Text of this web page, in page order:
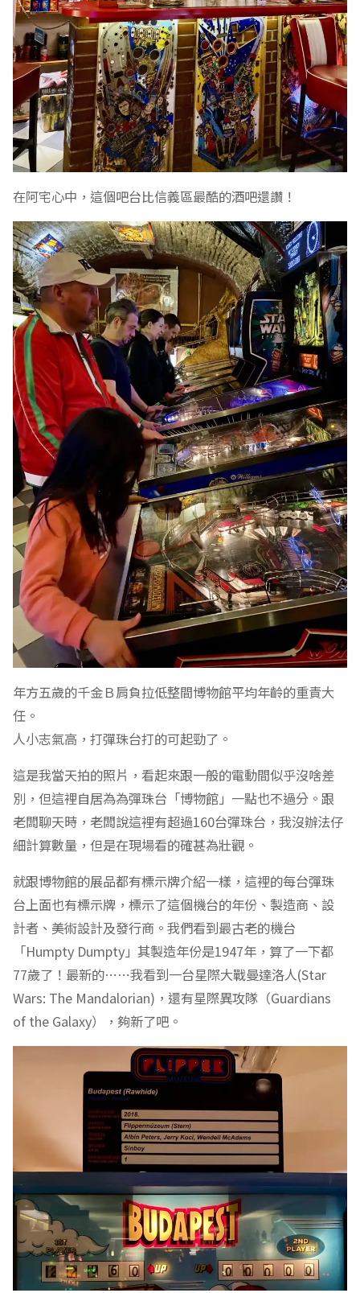
在阿宅心中，這個吧台比信義區最酷的酒吧還讚！
年方五歲的千金Ｂ肩負拉低整間博物館平均年齡的重責大
任。
人小志氣高，打彈珠台打的可起勁了。
這是我當天拍的照片，看起來跟一般的電動間似乎沒啥差
別，但這裡自居為為彈珠台「博物館」一點也不過分。跟
老闆聊天時，老闆說這裡有超過160台彈珠台，我沒辦法仔
細計算數量，但是在現場看的確甚為壯觀。
就跟博物館的展品都有標示牌介紹一樣，這裡的每台彈珠
台上面也有標示牌，標示了這個機台的年份、製造商、設
計者、美術設計及發行商。我們看到最古老的機台
「Humpty Dumpty」其製造年份是1947年，算了一下都
77歲了！最新的⋯⋯我看到一台星際大戰曼達洛人(Star
Wars: The Mandalorian)，還有星際異攻隊（Guardians
of the Galaxy），夠新了吧。